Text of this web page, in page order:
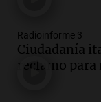
Audio.
de droga
y plazas
Radioinforme 3
Ciudadanía
reclamo para